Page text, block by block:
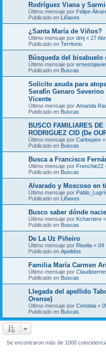
Rodríguez Viana y
Último mensaje por Felipe
Publicado en Liñaxes
¿Santa María de Viños?
Último mensaje por dmj « 27
Publicado en Territorio
Búsqueda del bisabuelo
Último mensaje por
Publicado en Buscas
Solicito axuda para
Serafín Genaro
Vicente
Último mensaje por Amanda
Publicado en Buscas
BUSCO FAMILIARES
RODRIGUEZ CID (De
Último mensaje por Carlospex «
Publicado en Buscas
Busca a Francisco
Último mensaje por Frenchie22
Publicado en Buscas
Alvarado y Moscoso en
Último mensaje por
Publicado en Liñaxes
Busco saber dónde
Último mensaje por Kcharriere «
Publicado en Buscas
De La Uz Piñeiro
Último mensaje por Riselia « 04
Publicado en Apelidos
Familia María Carmen
Último mensaje por
Publicado en Buscas
Llegada del apellido
Orense)
Último mensaje por Cenobia «
Publicado en Buscas
Se encontraron más de 1000